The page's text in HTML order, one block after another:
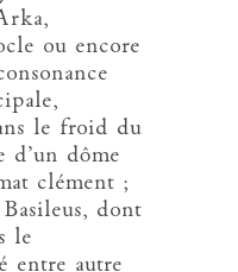
ou encore
le froid du
d’un dôme
clément ;
dont
le
entre autre